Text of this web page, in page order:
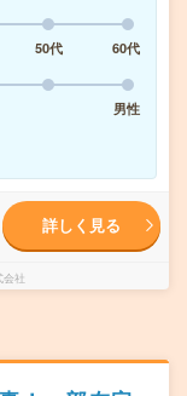
50代
60代
男性
詳しく見る
社